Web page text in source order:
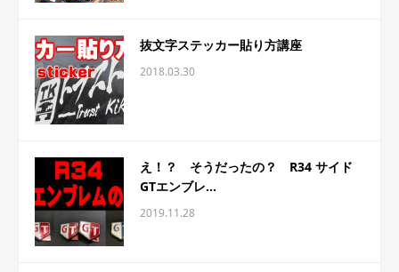
抜文字ステッカー貼り方講座
2018.03.30
え！？ そうだったの？ R34 サイド
GTエンブレ...
2019.11.28